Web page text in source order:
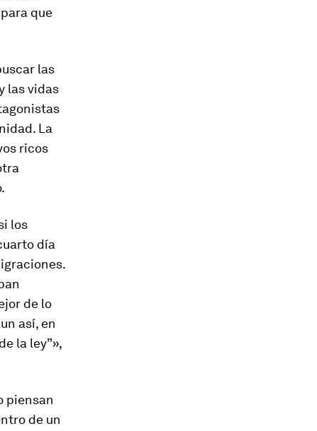
que
las
las vidas
La
ricos
los
día
de lo
así, en
la ley”»,
piensan
de un